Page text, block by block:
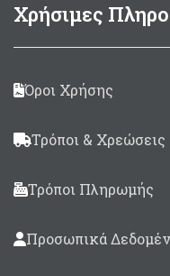
Χρήσιμες
Όροι Χρήσης
Τρόποι &
Τρόποι Πληρωμής
Προσωπικά